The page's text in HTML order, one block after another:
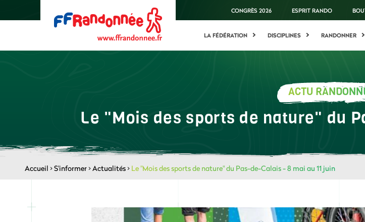
CONGRÈS 2026 ESPRIT RANDO
LA FÉDÉRATION DISCIPLINES RANDONNER
ACTU
Le "Mois des sports de nature" du
Accueil >S'informer>Actualités> Le "Mois des sports de nature" du Pas-de-Calais - 8 mai au 11 juin